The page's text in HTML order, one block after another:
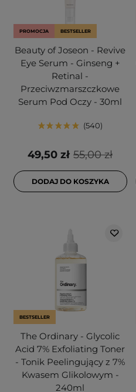
PROMOCJA BESTSELLER
Beauty of Joseon - Revive
Eye Serum - Ginseng +
Retinal -
Przeciwzmarszczkowe
Serum Pod Oczy - 30ml
540
55,00 zł
49,50 zł
DODAJ DO KOSZYKA
BESTSELLER
The Ordinary - Glycolic
Acid 7% Exfoliating Toner
- Tonik Peelingujący z 7%
Kwasem Glikolowym -
240ml